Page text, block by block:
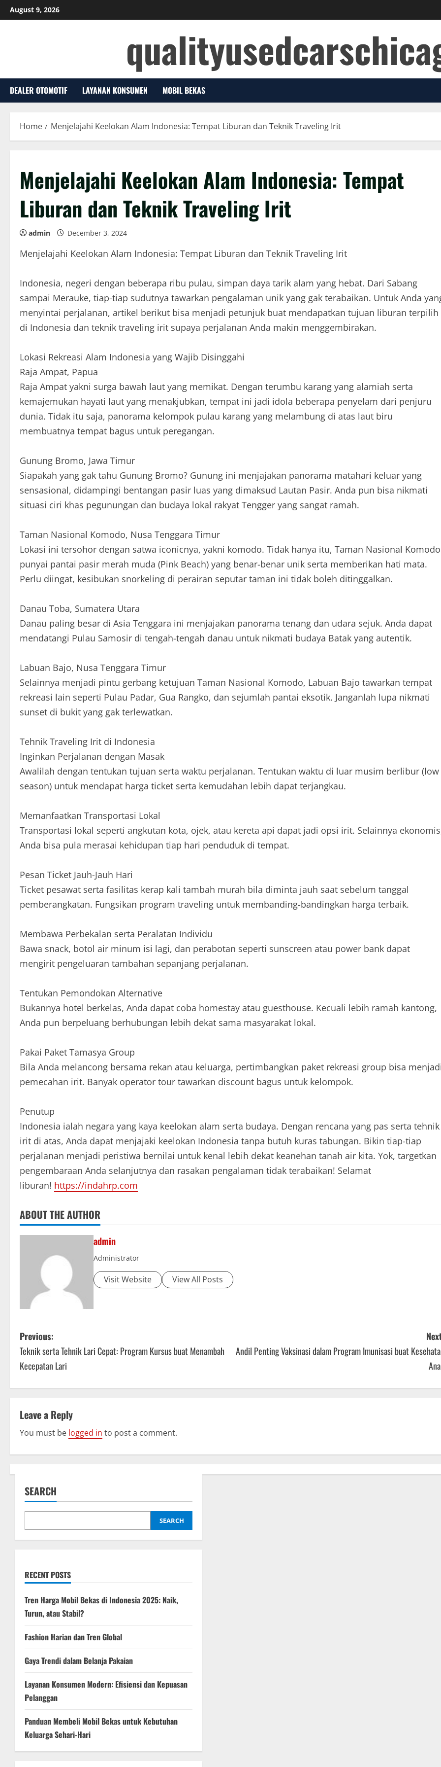
Skip
to
August 9, 2026
DEALER OTOMOTIF LAYANAN KONSUMEN MOBIL BEKAS
Home Menjelajahi Keelokan Alam Indonesia: Tempat Liburan dan Teknik Traveling Irit
Menjelajahi Keelokan Alam Indonesia: Tempat
Liburan dan Teknik Traveling Irit
admin December 3, 2024
Menjelajahi Keelokan Alam Indonesia: Tempat Liburan dan Teknik Traveling Irit
Indonesia, negeri dengan beberapa ribu pulau, simpan daya tarik alam yang hebat. Dari Sabang
sampai Merauke, tiap-tiap sudutnya tawarkan pengalaman unik yang gak terabaikan. Untuk Anda
menyintai perjalanan, artikel berikut bisa menjadi petunjuk buat mendapatkan tujuan liburan terpilih
di Indonesia dan teknik traveling irit supaya perjalanan Anda makin menggembirakan.
Lokasi Rekreasi Alam Indonesia yang Wajib Disinggahi
Raja Ampat, Papua
Raja Ampat yakni surga bawah laut yang memikat. Dengan terumbu karang yang alamiah serta
kemajemukan hayati laut yang menakjubkan, tempat ini jadi idola beberapa penyelam dari penjuru
dunia. Tidak itu saja, panorama kelompok pulau karang yang melambung di atas laut biru
membuatnya tempat bagus untuk peregangan.
Gunung Bromo, Jawa Timur
Siapakah yang gak tahu Gunung Bromo? Gunung ini menjajakan panorama matahari keluar yang
sensasional, didampingi bentangan pasir luas yang dimaksud Lautan Pasir. Anda pun bisa nikmati
situasi ciri khas pegunungan dan budaya lokal rakyat Tengger yang sangat ramah.
Taman Nasional Komodo, Nusa Tenggara Timur
Lokasi ini tersohor dengan satwa iconicnya, yakni komodo. Tidak hanya itu, Taman Nasional Komodo
punyai pantai pasir merah muda (Pink Beach) yang benar-benar unik serta memberikan hati mata.
Perlu diingat, kesibukan snorkeling di perairan seputar taman ini tidak boleh ditinggalkan.
Danau Toba, Sumatera Utara
Danau paling besar di Asia Tenggara ini menjajakan panorama tenang dan udara sejuk. Anda dapat
mendatangi Pulau Samosir di tengah-tengah danau untuk nikmati budaya Batak yang autentik.
Labuan Bajo, Nusa Tenggara Timur
Selainnya menjadi pintu gerbang ketujuan Taman Nasional Komodo, Labuan Bajo tawarkan tempat
rekreasi lain seperti Pulau Padar, Gua Rangko, dan sejumlah pantai eksotik. Janganlah lupa nikmati
sunset di bukit yang gak terlewatkan.
Tehnik Traveling Irit di Indonesia
Inginkan Perjalanan dengan Masak
Awalilah dengan tentukan tujuan serta waktu perjalanan. Tentukan waktu di luar musim berlibur (low
season) untuk mendapat harga ticket serta kemudahan lebih dapat terjangkau.
Memanfaatkan Transportasi Lokal
Transportasi lokal seperti angkutan kota, ojek, atau kereta api dapat jadi opsi irit. Selainnya
Anda bisa pula merasai kehidupan tiap hari penduduk di tempat.
Pesan Ticket Jauh-Jauh Hari
Ticket pesawat serta fasilitas kerap kali tambah murah bila diminta jauh saat sebelum tanggal
pemberangkatan. Fungsikan program traveling untuk membanding-bandingkan harga terbaik.
Membawa Perbekalan serta Peralatan Individu
Bawa snack, botol air minum isi lagi, dan perabotan seperti sunscreen atau power bank dapat
mengirit pengeluaran tambahan sepanjang perjalanan.
Tentukan Pemondokan Alternative
Bukannya hotel berkelas, Anda dapat coba homestay atau guesthouse. Kecuali lebih ramah kantong,
Anda pun berpeluang berhubungan lebih dekat sama masyarakat lokal.
Pakai Paket Tamasya Group
Bila Anda melancong bersama rekan atau keluarga, pertimbangkan paket rekreasi group bisa
pemecahan irit. Banyak operator tour tawarkan discount bagus untuk kelompok.
Penutup
Indonesia ialah negara yang kaya keelokan alam serta budaya. Dengan rencana yang pas serta tehnik
irit di atas, Anda dapat menjajaki keelokan Indonesia tanpa butuh kuras tabungan. Bikin tiap-tiap
perjalanan menjadi peristiwa bernilai untuk kenal lebih dekat keanehan tanah air kita. Yok, targetkan
pengembaraan Anda selanjutnya dan rasakan pengalaman tidak terabaikan! Selamat
liburan! https://indahrp.com
ABOUT THE AUTHOR
admin
Administrator
Visit Website View All Posts
P
o
n
a
v
g
a
t
o
n
Previous:
Teknik serta Tehnik Lari Cepat: Program Kursus buat Menambah
Kecepatan Lari
Andil Penting Vaksinasi dalam Program Imunisasi buat
Leave a Reply
You must be logged in to post a comment.
SEARCH
SEARCH
RECENT POSTS
Tren Harga Mobil Bekas di Indonesia 2025: Naik,
Turun, atau Stabil?
Fashion Harian dan Tren Global
Gaya Trendi dalam Belanja Pakaian
Layanan Konsumen Modern: Efisiensi dan Kepuasan
Pelanggan
Panduan Membeli Mobil Bekas untuk Kebutuhan
Keluarga Sehari-Hari